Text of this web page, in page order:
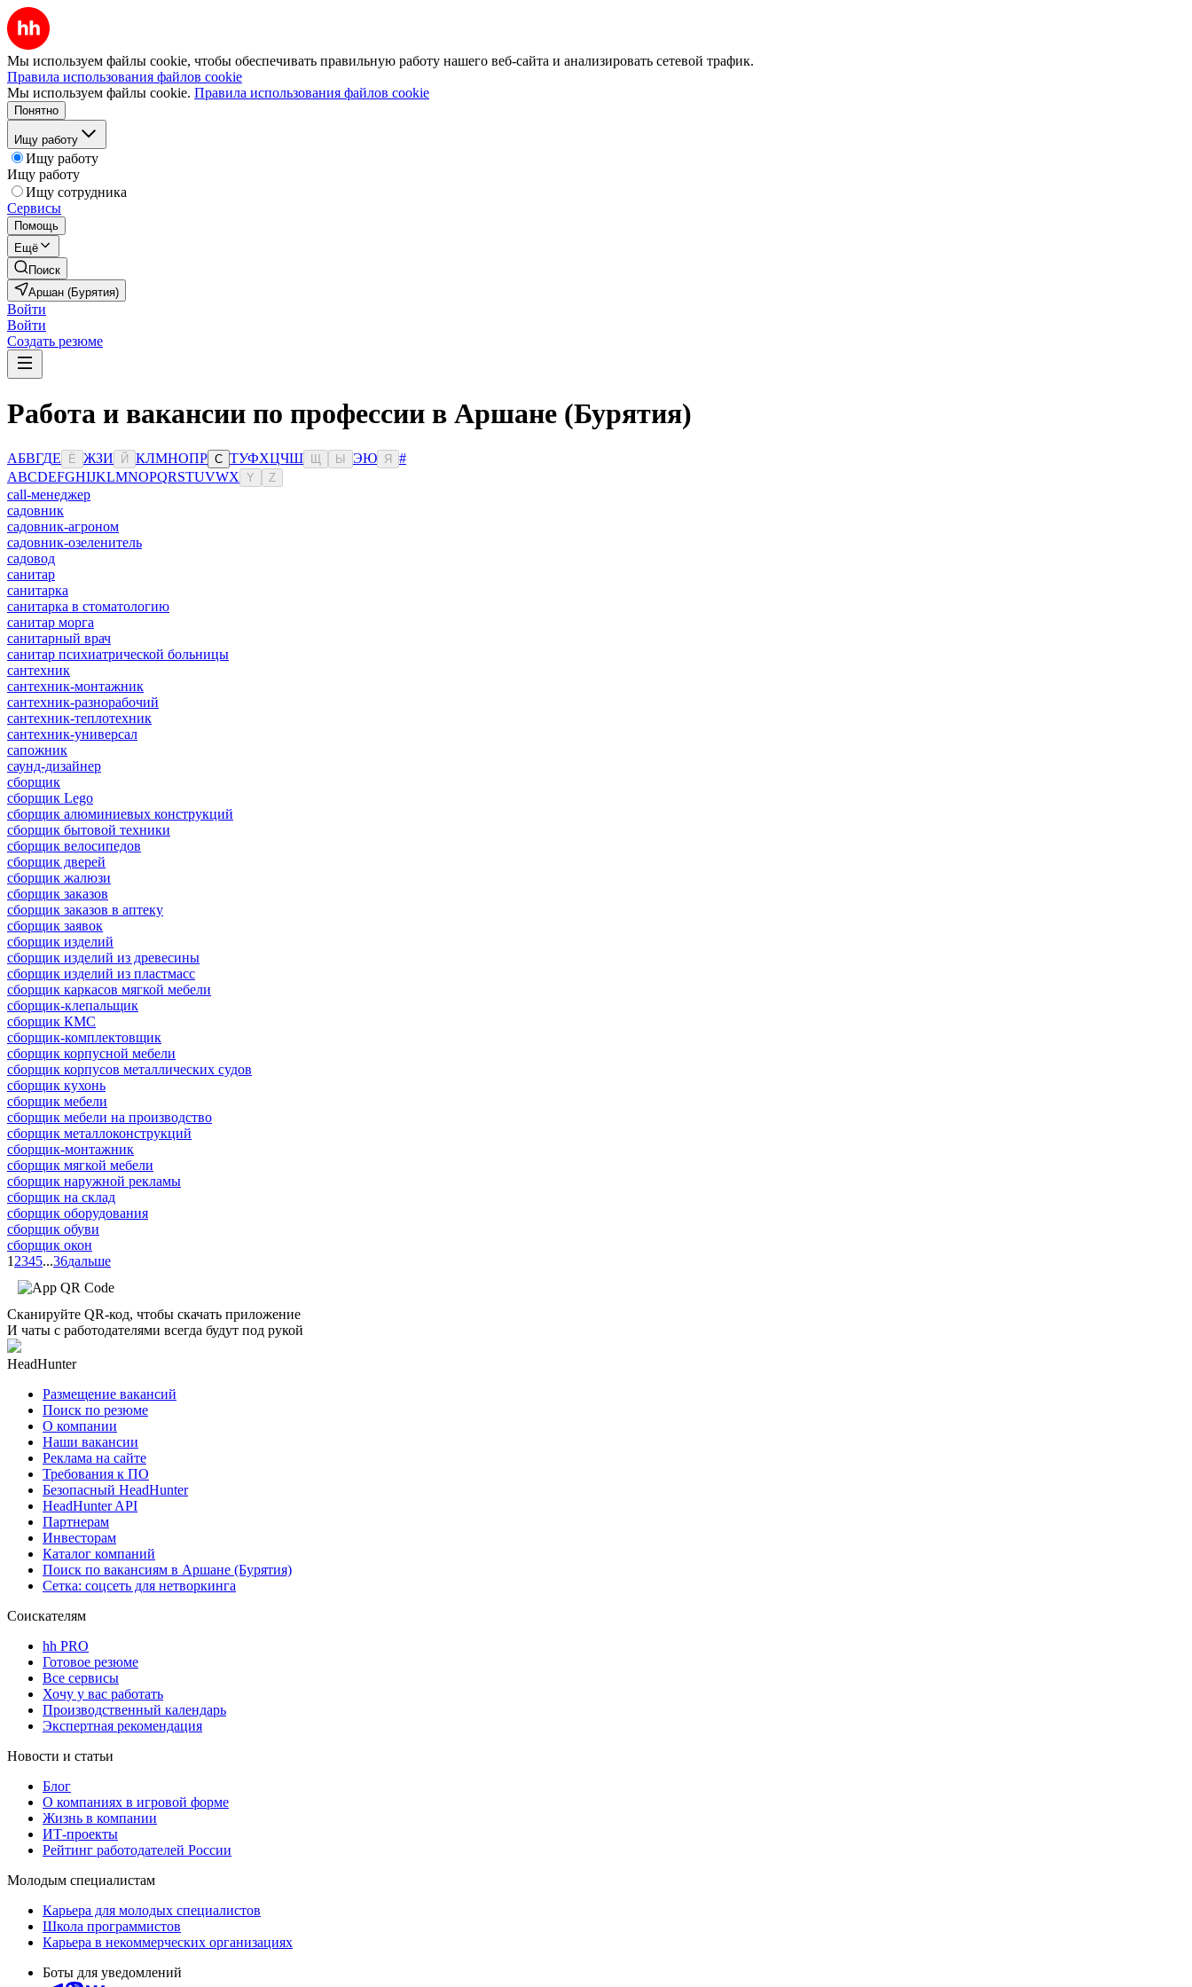
Мы используем файлы cookie, чтобы обеспечивать правильную работу нашего веб-сайта и анализировать сетевой трафик.
Правила использования файлов cookie
Мы используем файлы cookie. Правила использования файлов cookie
Понятно
Ищу работу
Ищу работу
Ищу работу
Ищу сотрудника
Сервисы
Помощь
Ещё
Поиск
Аршан (Бурятия)
Войти
Войти
Создать резюме
Работа и вакансии по профессии в Аршане (Бурятия)
АБВГДЕ Ё ЖЗИ Й КЛМНОПР С ТУФХЦЧШ Ы ЭЮ Я
#
ABCDEFGHIJKLMNOPQRSTUVWX Y Z
сall-менеджер
садовник
садовник-агроном
садовник-озеленитель
садовод
санитар
санитарка
санитарка в стоматологию
санитар морга
санитарный врач
санитар психиатрической больницы
сантехник
сантехник-монтажник
сантехник-разнорабочий
сантехник-теплотехник
сантехник-универсал
сапожник
саунд-дизайнер
сборщик
сборщик Lego
сборщик алюминиевых конструкций
сборщик бытовой техники
сборщик велосипедов
сборщик дверей
сборщик жалюзи
сборщик заказов
сборщик заказов в аптеку
сборщик заявок
сборщик изделий
сборщик изделий из древесины
сборщик изделий из пластмасс
сборщик каркасов мягкой мебели
сборщик-клепальщик
сборщик КМС
сборщик-комплектовщик
сборщик корпусной мебели
сборщик корпусов металлических судов
сборщик кухонь
сборщик мебели
сборщик мебели на производство
сборщик металлоконструкций
сборщик-монтажник
сборщик мягкой мебели
сборщик наружной рекламы
сборщик на склад
сборщик оборудования
сборщик обуви
сборщик окон
1 2345...36дальше
Сканируйте QR-код, чтобы скачать приложение
И чаты с работодателями всегда будут под рукой
HeadHunter
Размещение вакансий
Поиск по резюме
О компании
Наши вакансии
Реклама на сайте
Требования к ПО
Безопасный HeadHunter
HeadHunter API
Партнерам
Инвесторам
Каталог компаний
Поиск по вакансиям в Аршане (Бурятия)
Сетка: соцсеть для нетворкинга
Соискателям
hh PRO
Готовое резюме
Все сервисы
Хочу у вас работать
Производственный календарь
Экспертная рекомендация
Новости и статьи
Блог
О компаниях в игровой форме
Жизнь в компании
ИТ-проекты
Рейтинг работодателей России
Молодым специалистам
Карьера для молодых специалистов
Школа программистов
Карьера в некоммерческих организациях
Боты для уведомлений